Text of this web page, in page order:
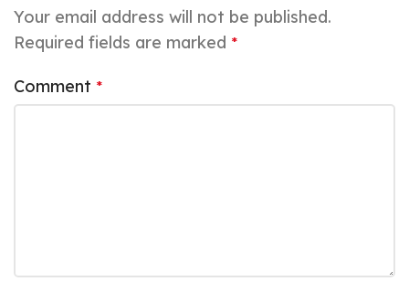
Your email address will not be published.
Required fields are marked *
Comment *